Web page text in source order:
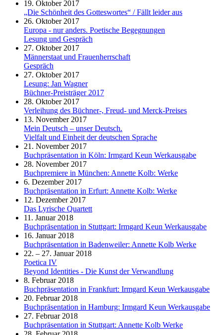
19. Oktober 2017
„Die Schönheit des Gotteswortes“ / Fällt leider aus
26. Oktober 2017
Europa - nur anders. Poetische Begegnungen
Lesung und Gespräch
27. Oktober 2017
Männerstaat und Frauenherrschaft
Gespräch
27. Oktober 2017
Lesung: Jan Wagner
Büchner-Preisträger 2017
28. Oktober 2017
Verleihung des Büchner-, Freud- und Merck-Preises
13. November 2017
Mein Deutsch – unser Deutsch.
Vielfalt und Einheit der deutschen Sprache
21. November 2017
Buchpräsentation in Köln: Irmgard Keun Werkausgabe
28. November 2017
Buchpremiere in München: Annette Kolb: Werke
6. Dezember 2017
Buchpräsentation in Erfurt: Annette Kolb: Werke
12. Dezember 2017
Das Lyrische Quartett
11. Januar 2018
Buchpräsentation in Stuttgart: Irmgard Keun Werkausgabe
16. Januar 2018
Buchpräsentation in Badenweiler: Annette Kolb Werke
22. – 27. Januar 2018
Poetica IV
Beyond Identities - Die Kunst der Verwandlung
8. Februar 2018
Buchpräsentation in Frankfurt: Irmgard Keun Werkausgabe
20. Februar 2018
Buchpräsentation in Hamburg: Irmgard Keun Werkausgabe
27. Februar 2018
Buchpräsentation in Stuttgart: Annette Kolb Werke